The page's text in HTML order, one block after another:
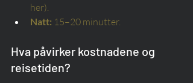
her).
Natt: 15–20 minutter.
Hva påvirker kostnadene og
reisetiden?